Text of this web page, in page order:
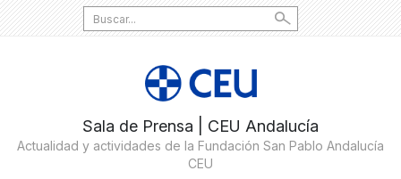
Search
for: